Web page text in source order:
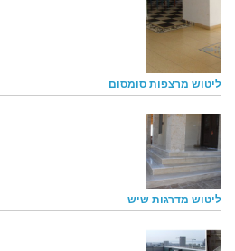
ליטוש מרצפות סומסום
ליטוש מדרגות שיש